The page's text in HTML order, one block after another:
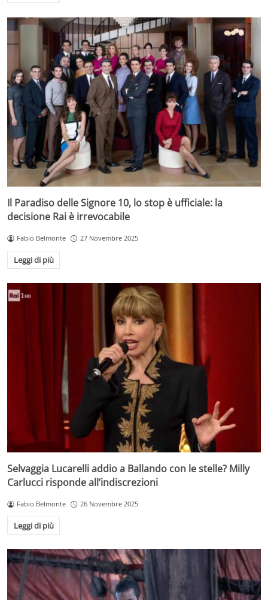
Il Paradiso delle Signore 10, lo stop è ufficiale: la
decisione Rai è irrevocabile
Fabio Belmonte 27 Novembre 2025
Leggi di più
Selvaggia Lucarelli addio a Ballando con le stelle? Milly
Carlucci risponde all’indiscrezioni
Fabio Belmonte 26 Novembre 2025
Leggi di più